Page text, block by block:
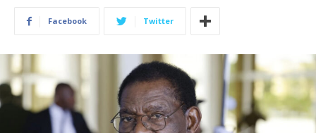
Facebook Twitter